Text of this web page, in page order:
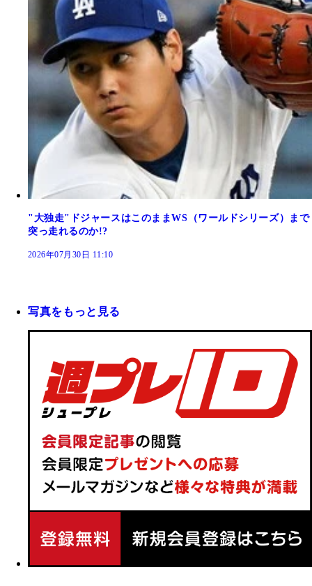
"大独走"ドジャースはこのままWS（ワールドシリーズ）まで
突っ走れるのか!?
2026年07月30日 11:10
写真をもっと見る